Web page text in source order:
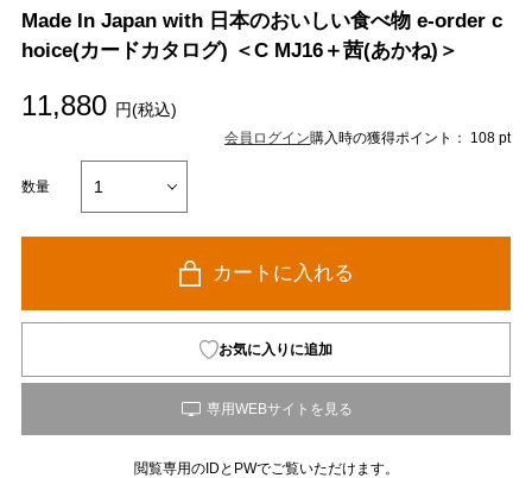
Made In Japan with 日本のおいしい食べ物 e-order c
hoice(カードカタログ) ＜C MJ16＋茜(あかね)＞
11,880 円(税込)
会員ログイン購入時の獲得ポイント： 108 pt
数量
カートに入れる
お気に入りに追加
閲覧専用のIDとPWでご覧いただけます。